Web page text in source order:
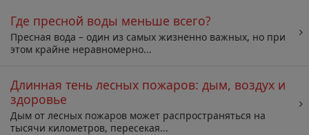
Где пресной воды меньше всего?
Пресная вода – один из самых жизненно важных, но при
этом крайне неравномерно...
Длинная тень лесных пожаров: дым, воздух и
здоровье
Дым от лесных пожаров может распространяться на
тысячи километров, пересекая...